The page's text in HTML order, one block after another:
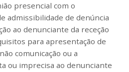
presencial com o
admissibilidade de denúncia
ao denunciante da receção
para apresentação de
comunicação ou a
ou imprecisa ao denunciante